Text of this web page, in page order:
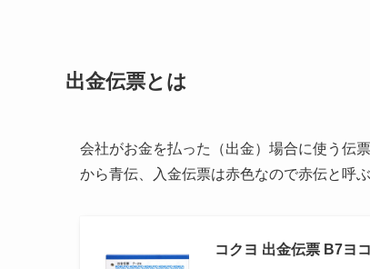
出金伝票とは
会社がお金を払った（出金）場合に使う伝
から青伝、入金伝票は赤色なので赤伝と呼
コクヨ 出金伝票 B7ヨ